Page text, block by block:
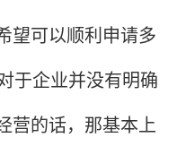
望可以顺利申请多
于企业并没有明确
营的话，那基本上